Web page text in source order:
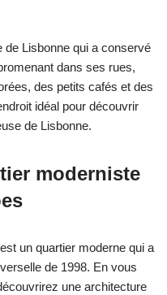
de Lisbonne qui a conservé
dans ses rues,
des petits cafés et des
idéal pour découvrir
de Lisbonne.
moderniste
un quartier moderne qui a
de 1998. En vous
une architecture